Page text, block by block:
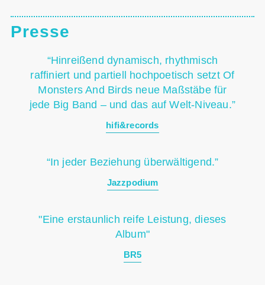
Presse
“Hinreißend dynamisch, rhythmisch
raffiniert und partiell hochpoetisch setzt Of
Monsters And Birds neue Maßstäbe für
jede Big Band – und das auf Welt-Niveau.”
hifi&records
“In jeder Beziehung überwältigend.”
Jazzpodium
"Eine erstaunlich reife Leistung, dieses
Album"
BR5